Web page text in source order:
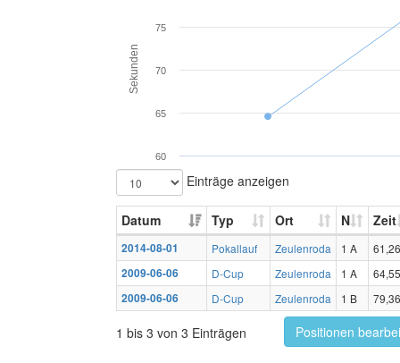
Sekunden
60
65
70
75
Einträge anzeigen
Datum Typ Ort N Zeit
2014-08-01 Pokallauf Zeulenroda 1 A
61,26
2009-06-06
D-Cup Zeulenroda 1 A
64,55
2009-06-06
D-Cup Zeulenroda 1 B 79,36
1 bis 3 von 3 Einträgen Positionen